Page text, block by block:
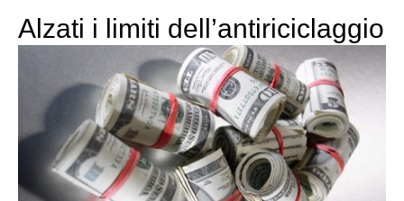
Alzati i limiti dell’antiriciclaggio